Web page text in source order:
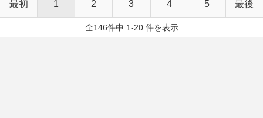
最初 1 2 3 4 5 最後
全146件中 1-20 件を表示